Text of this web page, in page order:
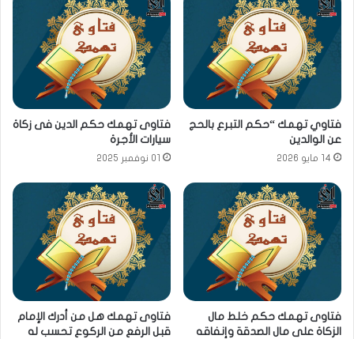
فتاوي تهمك “حكم التبرع بالحج
عن الوالدين
14 مايو 2026
فتاوى تهمك حكم الدين فى زكاة
سيارات الأجرة
01 نوفمبر 2025
فتاوى تهمك حكم خلط مال
الزكاة على مال الصدقة وإنفاقه
فتاوى تهمك هل من أدرك الإمام
قبل الرفع من الركوع تحسب له